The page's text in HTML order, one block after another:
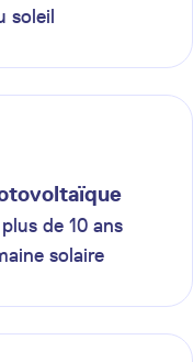
soleil
de 10 ans
solaire